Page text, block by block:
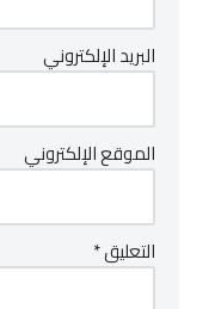
البريد الإلكتروني
الموقع الإلكتروني
التعليق*